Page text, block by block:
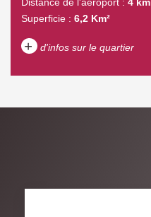
Superficie : 6,2 Km²
+ d'infos sur le quartier